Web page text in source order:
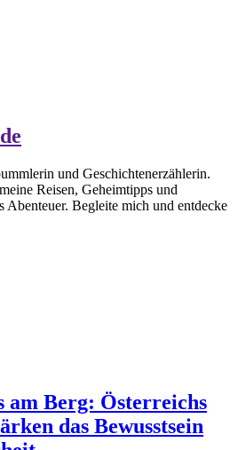
und Geschichtenerzählerin.
Reisen, Geheimtipps und
Abenteuer. Begleite mich und entdecke
am Berg: Österreichs
das Bewusstsein